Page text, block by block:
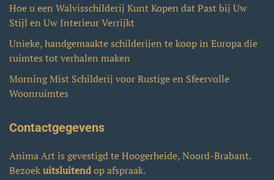
Hoe u een Walvisschilderij Kunt Kopen dat Past bij Uw
Stijl en Uw Interieur Verrijkt
Unieke, handgemaakte schilderijen te koop in Europa die
ruimtes tot verhalen maken
Morning Mist Schilderij voor Rustige en Sfeervolle
Woonruimtes
Contactgegevens
Anima Art is gevestigd te Hoogerheide, Noord-Brabant.
Bezoekuitsluitendop afspraak.